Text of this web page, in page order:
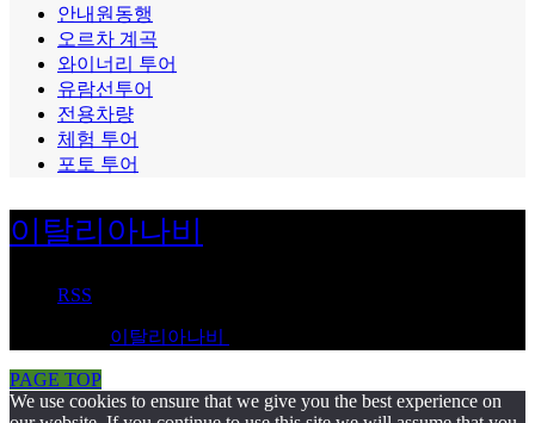
안내원동행
오르차 계곡
와이너리 투어
유람선투어
전용차량
체험 투어
포토 투어
이탈리아나비
RSS
이탈리아나비
PAGE TOP
We use cookies to ensure that we give you the best experience on